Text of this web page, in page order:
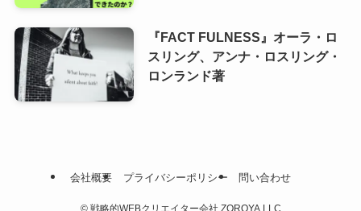
『FACT FULNESS』オーラ・ロ
スリング、アンナ・ロスリング・
ロンランド著
会社概要 プライバシーポリシー 問い合わせ